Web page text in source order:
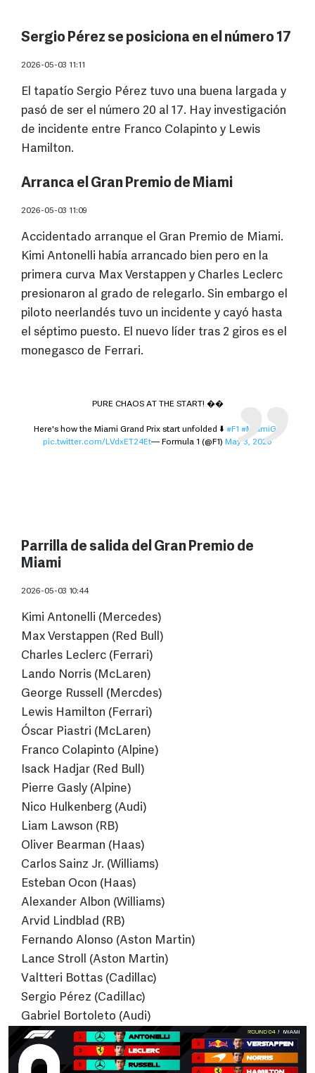
Sergio Pérez se posiciona en el número 17
2026-05-03 11:11
El tapatío Sergio Pérez tuvo una buena largada y
pasó de ser el número 20 al 17. Hay investigación
de incidente entre Franco Colapinto y Lewis
Hamilton.
Arranca el Gran Premio de Miami
2026-05-03 11:09
Accidentado arranque el Gran Premio de Miami.
Kimi Antonelli había arrancado bien pero en la
primera curva Max Verstappen y Charles Leclerc
presionaron al grado de relegarlo. Sin embargo el
piloto neerlandés tuvo un incidente y cayó hasta
el séptimo puesto. El nuevo líder tras 2 giros es el
monegasco de Ferrari.
PURE CHAOS AT THE START! ��
Here's how the Miami Grand Prix start unfolded ⬇️ #F1 #MiamiGP
pic.twitter.com/LVdxET24Et— Formula 1 (@F1) May 3, 2026
Parrilla de salida del Gran Premio de
Miami
2026-05-03 10:44
Kimi Antonelli (Mercedes)
Max Verstappen (Red Bull)
Charles Leclerc (Ferrari)
Lando Norris (McLaren)
George Russell (Mercdes)
Lewis Hamilton (Ferrari)
Óscar Piastri (McLaren)
Franco Colapinto (Alpine)
Isack Hadjar (Red Bull)
Pierre Gasly (Alpine)
Nico Hulkenberg (Audi)
Liam Lawson (RB)
Oliver Bearman (Haas)
Carlos Sainz Jr. (Williams)
Esteban Ocon (Haas)
Alexander Albon (Williams)
Arvid Lindblad (RB)
Fernando Alonso (Aston Martin)
Lance Stroll (Aston Martin)
Valtteri Bottas (Cadillac)
Sergio Pérez (Cadillac)
Gabriel Bortoleto (Audi)